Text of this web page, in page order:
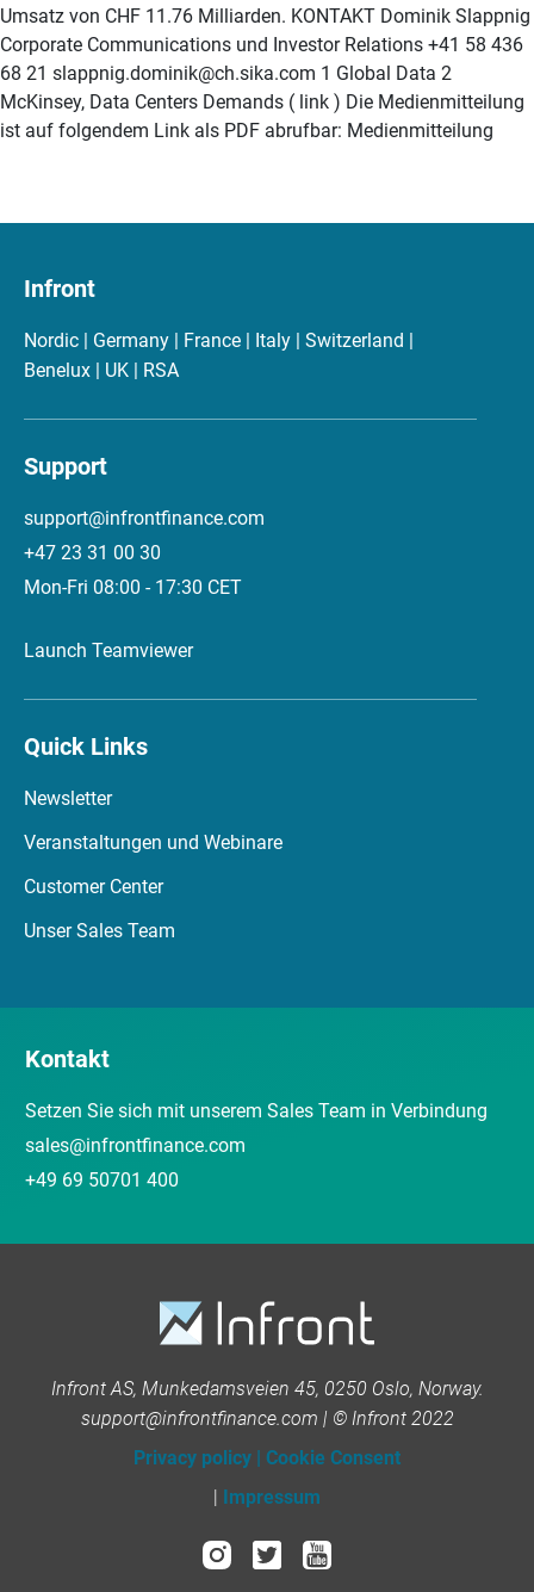
Umsatz von CHF 11.76 Milliarden. KONTAKT Dominik Slappnig
Corporate Communications und Investor Relations +41 58 436
68 21 slappnig.dominik@ch.sika.com 1 Global Data 2
McKinsey, Data Centers Demands ( link ) Die Medienmitteilung
ist auf folgendem Link als PDF abrufbar: Medienmitteilung
Infront
Nordic | Germany | France | Italy | Switzerland |
Benelux | UK | RSA
Support
support@infrontfinance.com
+47 23 31 00 30
Mon-Fri 08:00 - 17:30 CET
Launch Teamviewer
Quick Links
Newsletter
Veranstaltungen und Webinare
Customer Center
Unser Sales Team
Kontakt
Setzen Sie sich mit unserem Sales Team in Verbindung
sales@infrontfinance.com
+49 69 50701 400
Infront AS, Munkedamsveien 45, 0250 Oslo, Norway.
support@infrontfinance.com | © Infront 2022
Privacy policy | Cookie Consent
| Impressum